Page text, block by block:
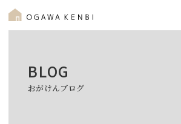
BLOG
おがけんブログ